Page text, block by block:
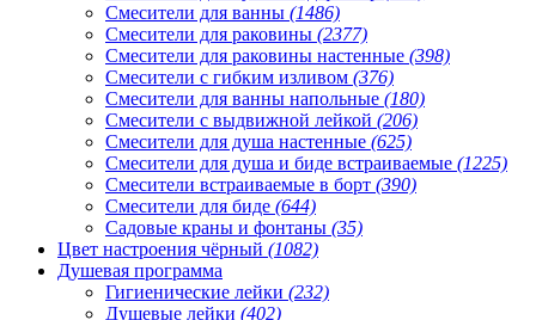
Смесители для ванны (1486)
Смесители для раковины (2377)
Смесители для раковины настенные (398)
Смесители с гибким изливом (376)
Смесители для ванны напольные (180)
Смесители с выдвижной лейкой (206)
Смесители для душа настенные (625)
Смесители для душа и биде встраиваемые (1225)
Смесители встраиваемые в борт (390)
Смесители для биде (644)
Садовые краны и фонтаны (35)
Цвет настроения чёрный (1082)
Душевая программа
Гигиенические лейки (232)
Душевые лейки (402)